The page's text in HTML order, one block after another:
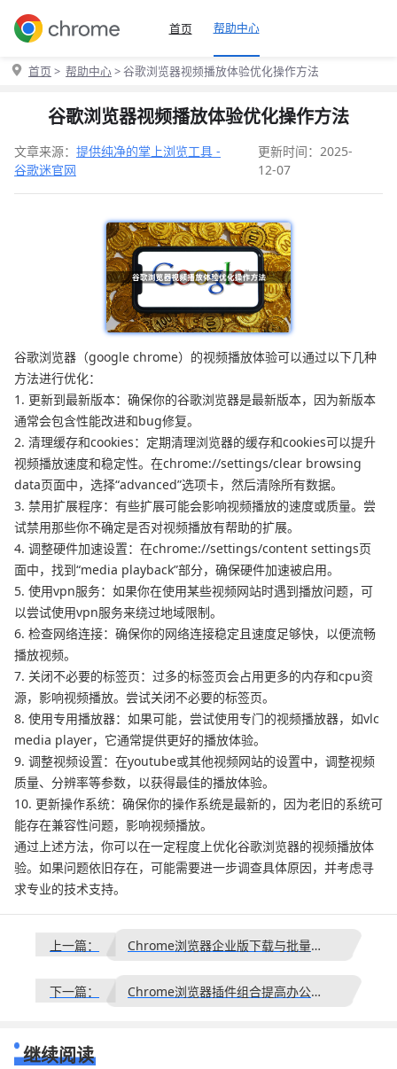
首页 帮助中心
首页 > 帮助中心> 谷歌浏览器视频播放体验优化操作方法
谷歌浏览器视频播放体验优化操作方法
文章来源： 提供纯净的掌上浏览工具 -
谷歌迷官网
更新时间：2025-
12-07
谷歌浏览器（google chrome）的视频播放体验可以通过以下几种
方法进行优化：
1. 更新到最新版本：确保你的谷歌浏览器是最新版本，因为新版本
通常会包含性能改进和bug修复。
2. 清理缓存和cookies：定期清理浏览器的缓存和cookies可以提升
视频播放速度和稳定性。在chrome://settings/clear browsing
data页面中，选择“advanced”选项卡，然后清除所有数据。
3. 禁用扩展程序：有些扩展可能会影响视频播放的速度或质量。尝
试禁用那些你不确定是否对视频播放有帮助的扩展。
4. 调整硬件加速设置：在chrome://settings/content settings页
面中，找到“media playback”部分，确保硬件加速被启用。
5. 使用vpn服务：如果你在使用某些视频网站时遇到播放问题，可
以尝试使用vpn服务来绕过地域限制。
6. 检查网络连接：确保你的网络连接稳定且速度足够快，以便流畅
播放视频。
7. 关闭不必要的标签页：过多的标签页会占用更多的内存和cpu资
源，影响视频播放。尝试关闭不必要的标签页。
8. 使用专用播放器：如果可能，尝试使用专门的视频播放器，如vlc
media player，它通常提供更好的播放体验。
9. 调整视频设置：在youtube或其他视频网站的设置中，调整视频
质量、分辨率等参数，以获得最佳的播放体验。
10. 更新操作系统：确保你的操作系统是最新的，因为老旧的系统可
能存在兼容性问题，影响视频播放。
通过上述方法，你可以在一定程度上优化谷歌浏览器的视频播放体
验。如果问题依旧存在，可能需要进一步调查具体原因，并考虑寻
求专业的技术支持。
上一篇： Chrome浏览器企业版下载与批量部署流程
下一篇： Chrome浏览器插件组合提高办公效率操作方法分享
继续阅读